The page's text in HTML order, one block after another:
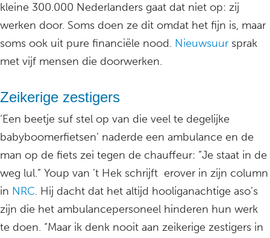
kleine 300.000 Nederlanders gaat dat niet op: zij
werken door. Soms doen ze dit omdat het fijn is, maar
soms ook uit pure financiële nood. Nieuwsuur sprak
met vijf mensen die doorwerken.
Zeikerige zestigers
‘Een beetje suf stel op van die veel te degelijke
babyboomerfietsen’ naderde een ambulance en de
man op de fiets zei tegen de chauffeur: ”Je staat in de
weg lul.” Youp van ’t Hek schrijft erover in zijn column
in NRC. Hij dacht dat het altijd hooliganachtige aso’s
zijn die het ambulancepersoneel hinderen hun werk
te doen. “Maar ik denk nooit aan zeikerige zestigers in